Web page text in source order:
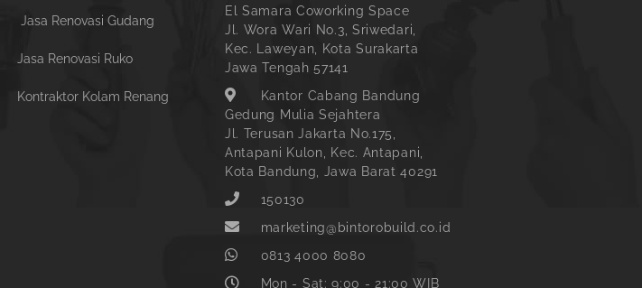
Jasa Renovasi Gudang
Jasa Renovasi Ruko
Kontraktor Kolam Renang
El Samara Coworking Space
Jl. Wora Wari No.3, Sriwedari,
Kec. Laweyan, Kota Surakarta
Jawa Tengah 57141
Kantor Cabang Bandung
Gedung Mulia Sejahtera
Jl. Terusan Jakarta No.175,
Antapani Kulon, Kec. Antapani,
Kota Bandung, Jawa Barat 40291
150130
marketing@bintorobuild.co.id
0813 4000 8080
Mon - Sat: 9:00 - 21:00 WIB